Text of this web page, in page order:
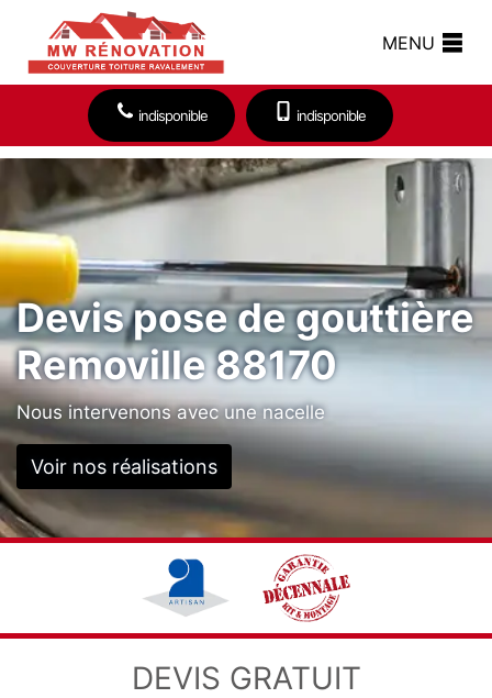
MENU
indisponible indisponible
Devis pose de gouttière
Removille 88170
Nous intervenons avec une nacelle
Voir nos réalisations
DEVIS GRATUIT